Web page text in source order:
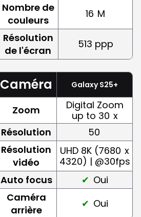
Nombre de
couleurs
16 M
Résolution
de l'écran
513 ppp
Caméra Galaxy S25+
Zoom
Digital Zoom
up to 30 x
Résolution
50
Résolution
vidéo
UHD 8K (7680 x
4320) | @30fps
Auto focus
Oui
Caméra
arrière
Oui